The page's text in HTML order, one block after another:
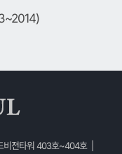
비전타워 403호~404호 |